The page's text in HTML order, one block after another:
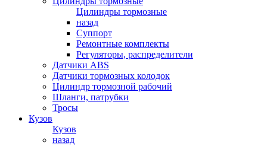
Цилиндры тормозные
назад
Суппорт
Ремонтные комплекты
Регуляторы, распределители
Датчики ABS
Датчики тормозных колодок
Цилиндр тормозной рабочий
Шланги, патрубки
Тросы
Кузов
Кузов
назад